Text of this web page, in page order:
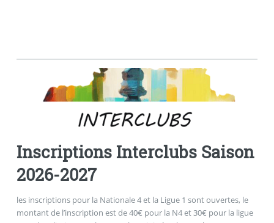
Inscriptions Interclubs Saison
2026-2027
les inscriptions pour la Nationale 4 et la Ligue 1 sont ouvertes, le
montant de l’inscription est de 40€ pour la N4 et 30€ pour la ligue